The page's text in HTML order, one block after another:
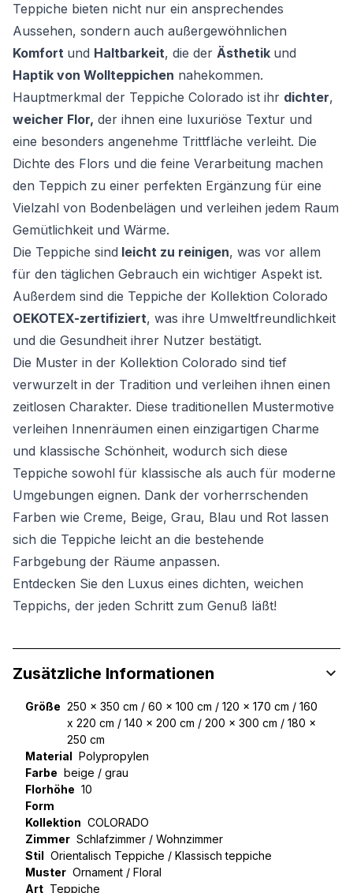
Teppiche bieten nicht nur ein ansprechendes
Aussehen, sondern auch außergewöhnlichen
Komfort und Haltbarkeit, die der Ästhetik und
Haptik von Wollteppichen nahekommen.
Hauptmerkmal der Teppiche Colorado ist ihr dichter,
weicher Flor, der ihnen eine luxuriöse Textur und
eine besonders angenehme Trittfläche verleiht. Die
Dichte des Flors und die feine Verarbeitung machen
den Teppich zu einer perfekten Ergänzung für eine
Vielzahl von Bodenbelägen und verleihen jedem Raum
Gemütlichkeit und Wärme.
Die Teppiche sind leicht zu reinigen, was vor allem
für den täglichen Gebrauch ein wichtiger Aspekt ist.
Außerdem sind die Teppiche der Kollektion Colorado
OEKOTEX-zertifiziert, was ihre Umweltfreundlichkeit
und die Gesundheit ihrer Nutzer bestätigt.
Die Muster in der Kollektion Colorado sind tief
verwurzelt in der Tradition und verleihen ihnen einen
zeitlosen Charakter. Diese traditionellen Mustermotive
verleihen Innenräumen einen einzigartigen Charme
und klassische Schönheit, wodurch sich diese
Teppiche sowohl für klassische als auch für moderne
Umgebungen eignen. Dank der vorherrschenden
Farben wie Creme, Beige, Grau, Blau und Rot lassen
sich die Teppiche leicht an die bestehende
Farbgebung der Räume anpassen.
Entdecken Sie den Luxus eines dichten, weichen
Teppichs, der jeden Schritt zum Genuß läßt!
Zusätzliche Informationen
Größe 250 x 350 cm / 60 x 100 cm / 120 x 170 cm / 160
x 220 cm / 140 x 200 cm / 200 x 300 cm / 180 x
250 cm
Material Polypropylen
Farbe beige / grau
Florhöhe 10
Form
Kollektion COLORADO
Zimmer Schlafzimmer / Wohnzimmer
Stil Orientalisch Teppiche / Klassisch teppiche
Muster Ornament / Floral
Art Teppiche